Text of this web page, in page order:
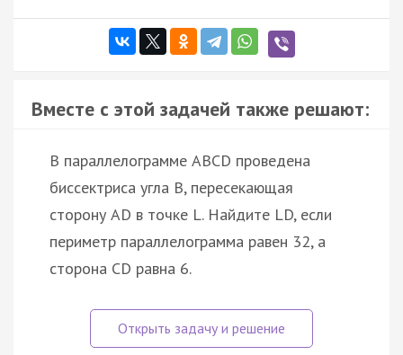
Вместе с этой задачей также решают:
В параллелограмме ABCD проведена
биссектриса угла B, пересекающая
сторону AD в точке L. Найдите LD, если
периметр параллелограмма равен 32, а
сторона CD равна 6.